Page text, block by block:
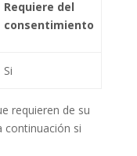
Requiere del
consentimiento
Si
requieren de su
continuación si